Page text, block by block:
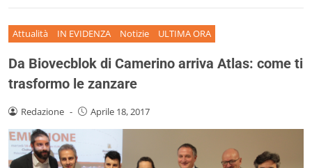
Attualità IN EVIDENZA Notizie ULTIMA ORA
Da Biovecblok di Camerino arriva Atlas: come ti
trasformo le zanzare
Redazione - Aprile 18, 2017